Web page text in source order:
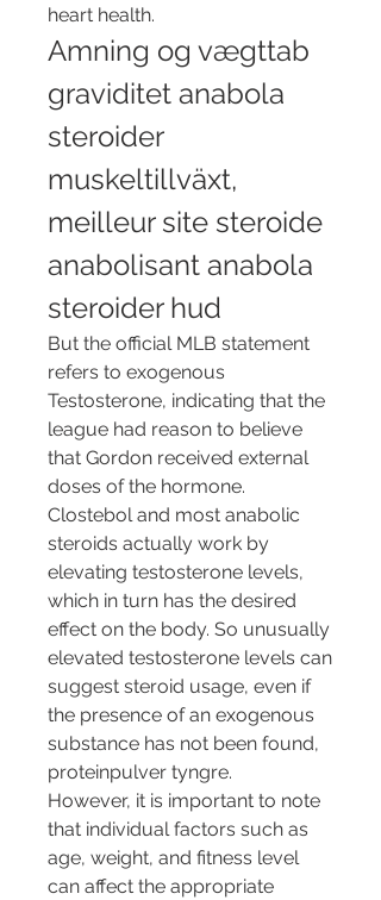
heart health.
Amning og vægttab
graviditet anabola
steroider
muskeltillväxt,
meilleur site steroide
anabolisant anabola
steroider hud
But the official MLB statement
refers to exogenous
Testosterone, indicating that the
league had reason to believe
that Gordon received external
doses of the hormone.
Clostebol and most anabolic
steroids actually work by
elevating testosterone levels,
which in turn has the desired
effect on the body. So unusually
elevated testosterone levels can
suggest steroid usage, even if
the presence of an exogenous
substance has not been found,
proteinpulver tyngre.
However, it is important to note
that individual factors such as
age, weight, and fitness level
can affect the appropriate